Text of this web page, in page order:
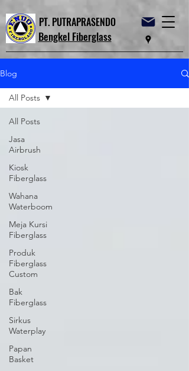
PT. PUTRAPRASENDO
Bengkel Fiberglass
Blog
All Posts
Jasa
Airbrush
Kiosk
Fiberglass
Wahana
Waterboom
Meja Kursi
Fiberglass
Produk
Fiberglass
Custom
Bak
Fiberglass
Sirkus
Waterplay
Papan
Basket
All Posts